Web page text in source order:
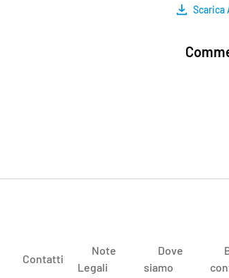
Scarica
Contatti
Note
Legali
Dove
siamo